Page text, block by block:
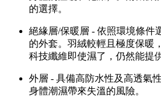
的選擇。
絕緣層/保暖層 - 依照環境條件
的外套。羽絨較輕且極度保暖
科技纖維即使濕了，仍然能提
外層 - 具備高防水性及高透氣
身體潮濕帶來失溫的風險。